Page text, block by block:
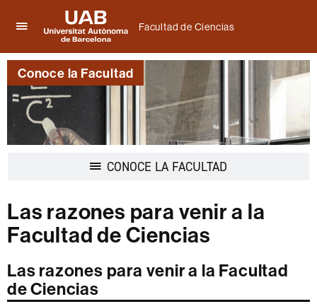
aquí
para
desplegar
el
menú
de
Facultad
Universitat
Autònoma
de
Barcelona
Facultad de Ciencias
Conoce la Facultad
CONOCE LA FACULTAD
Las razones para venir a la
Facultad de Ciencias
Las razones para venir a la Facultad
de Ciencias